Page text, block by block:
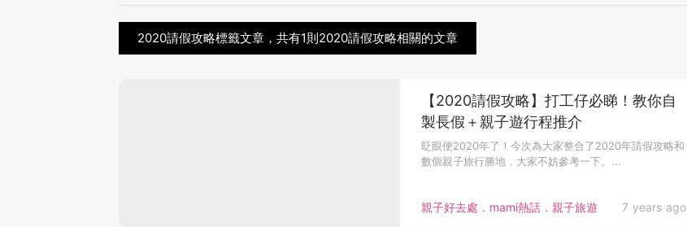
2020請假攻略標籤文章，共有1則2020請假攻略相關的文章
親子好去處．mami熱話．親子旅遊 7 years ago
【2020請假攻略】打工仔必睇！教你自
製長假＋親子遊行程推介
眨眼便2020年了！今次為大家整合了2020年請假攻略和
數個親子旅行勝地，大家不妨參考一下。...